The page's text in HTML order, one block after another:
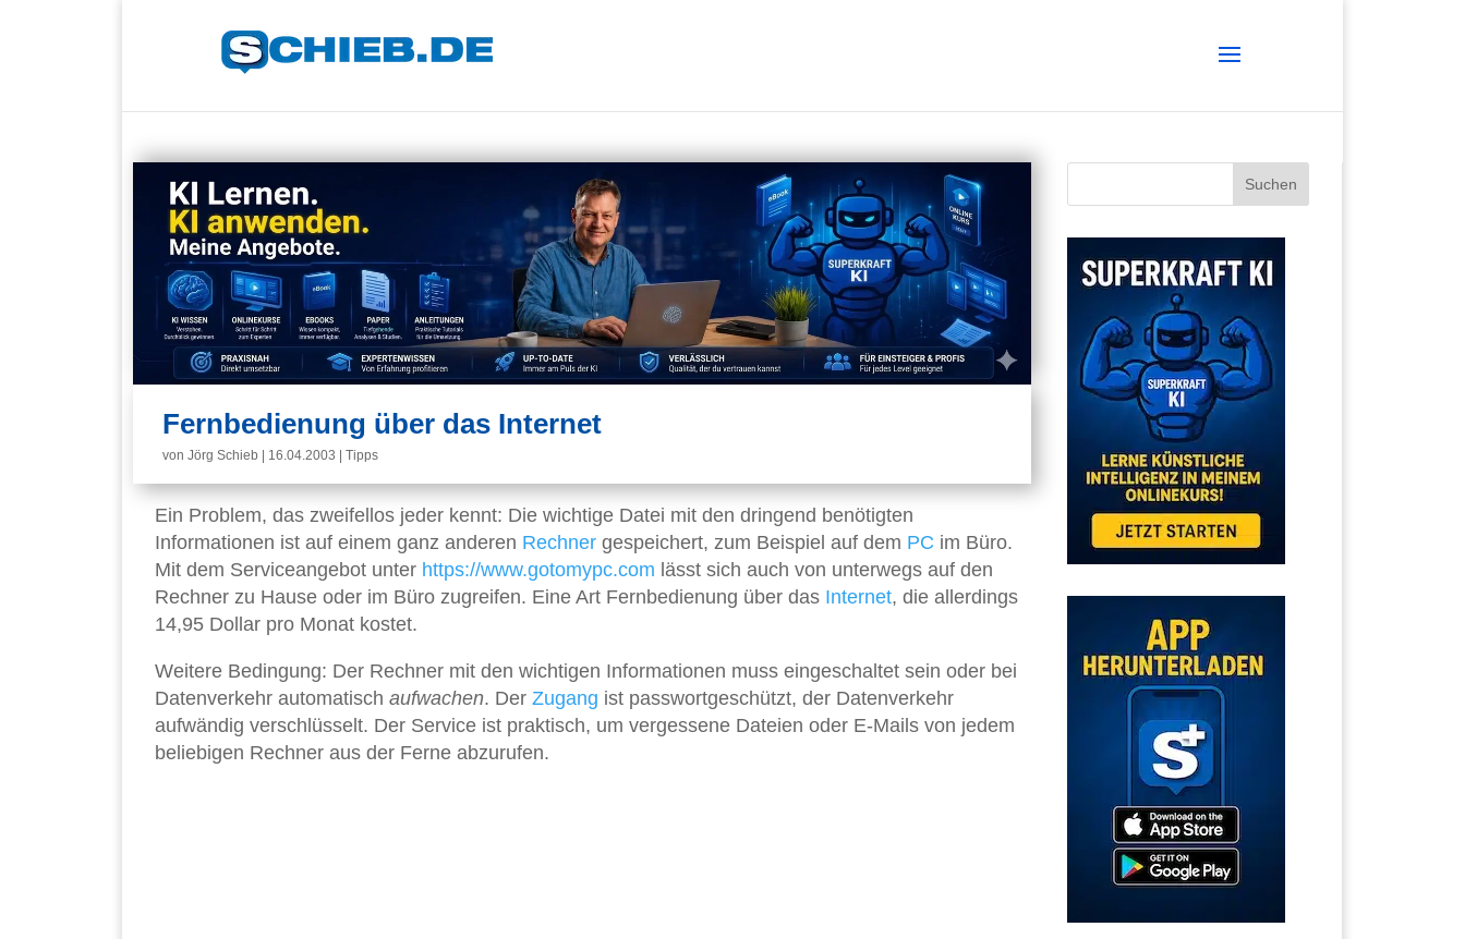
Fernbedienung über das Internet
von Jörg Schieb 16.04.2003 Tipps
Ein Problem, das zweifellos jeder kennt: Die wichtige Datei mit den dringend benötigten
Informationen ist auf einem ganz anderen Rechner gespeichert, zum Beispiel auf dem PC im Büro.
Mit dem Serviceangebot unter https://www.gotomypc.com lässt sich auch von unterwegs auf den
Rechner zu Hause oder im Büro zugreifen. Eine Art Fernbedienung über das Internet, die allerdings
14,95 Dollar pro Monat kostet.
Weitere Bedingung: Der Rechner mit den wichtigen Informationen muss eingeschaltet sein oder bei
Datenverkehr automatisch aufwachen. Der Zugang ist passwortgeschützt, der Datenverkehr
aufwändig verschlüsselt. Der Service ist praktisch, um vergessene Dateien oder E-Mails von jedem
beliebigen Rechner aus der Ferne abzurufen.